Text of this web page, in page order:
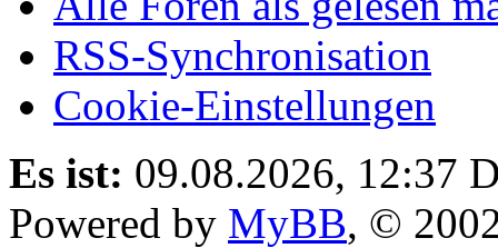
RSS-Synchronisation
Cookie-Einstellungen
Es ist: 09.08.2026, 12:37
Powered by MyBB, ©